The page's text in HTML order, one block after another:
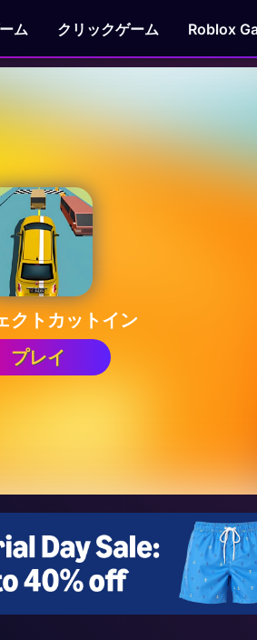
ム クリックゲーム Roblox
クトカットイン
プレイ